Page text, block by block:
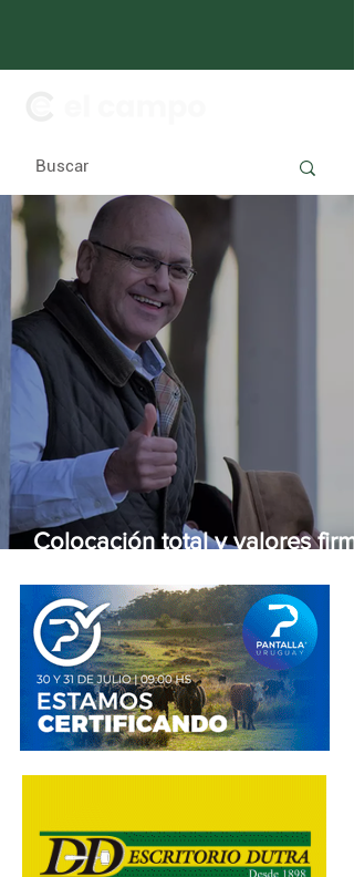
Colocación total y valores